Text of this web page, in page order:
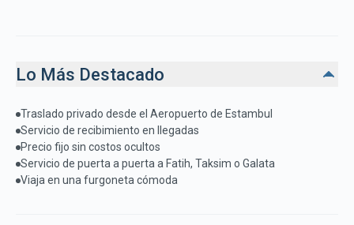
Lo Más Destacado
Traslado privado desde el Aeropuerto de Estambul
Servicio de recibimiento en llegadas
Precio fijo sin costos ocultos
Servicio de puerta a puerta a Fatih, Taksim o Galata
Viaja en una furgoneta cómoda